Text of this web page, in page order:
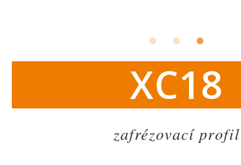
XC18
zafrézovací profil